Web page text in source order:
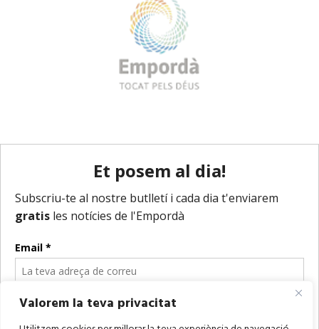
Valorem la teva privacitat